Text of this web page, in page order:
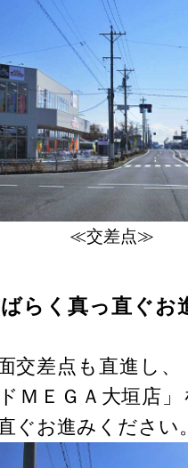
≪交差点≫
らく真っ直ぐお
面交差点も直進し
ＭＥＧＡ大垣店」
ぐお進みください。